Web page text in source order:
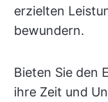
erzielten
bewundern.
Bieten Sie den
ihre Zeit und